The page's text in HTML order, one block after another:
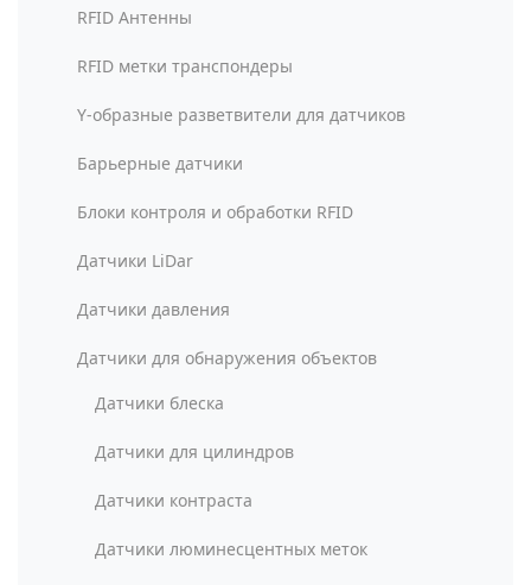
RFID Антенны
RFID метки транспондеры
Y-образные разветвители для датчиков
Барьерные датчики
Блоки контроля и обработки RFID
Датчики LiDar
Датчики давления
Датчики для обнаружения объектов
Датчики блеска
Датчики для цилиндров
Датчики контраста
Датчики люминесцентных меток